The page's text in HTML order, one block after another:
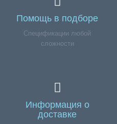
Помощь в подборе
Спецификации любой
сложности
Информация о
доставке